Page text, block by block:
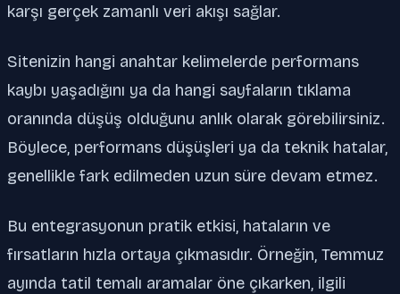
karşı gerçek zamanlı veri akışı sağlar.
Sitenizin hangi anahtar kelimelerde performans
kaybı yaşadığını ya da hangi sayfaların tıklama
oranında düşüş olduğunu anlık olarak görebilirsiniz.
Böylece, performans düşüşleri ya da teknik hatalar,
genellikle fark edilmeden uzun süre devam etmez.
Bu entegrasyonun pratik etkisi, hataların ve
fırsatların hızla ortaya çıkmasıdır. Örneğin, Temmuz
ayında tatil temalı aramalar öne çıkarken, ilgili